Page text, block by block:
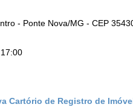
- Ponte Nova/MG - CEP
Cartório de Registro de